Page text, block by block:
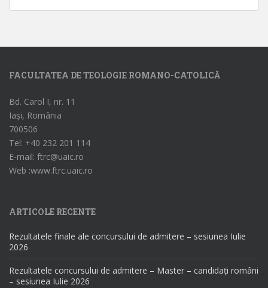
FACULTATEA DE TEOLOGIE ROMANO-CATOLICĂ
Bd. Carol I, nr. 11
Iași, România
700506
Tel: +40 232 201 114
E-mail: ftrc@uaic.ro
Web :www.ftrc.uaic.ro
ARTICOLE RECENTE
Rezultatele finale ale concursului de admitere – sesiunea Iulie
2026
Rezultatele concursului de admitere – Master – candidați români
– sesiunea Iulie 2026